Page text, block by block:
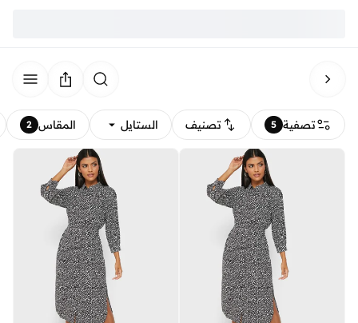
تصفية 5 تصنيف الستايل المقاس 2